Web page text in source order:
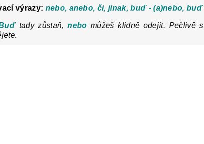
výrazy: nebo, anebo, či, jinak, buď - (a)nebo,
tady zůstaň,nebo můžeš klidně odejít. Pečlivě